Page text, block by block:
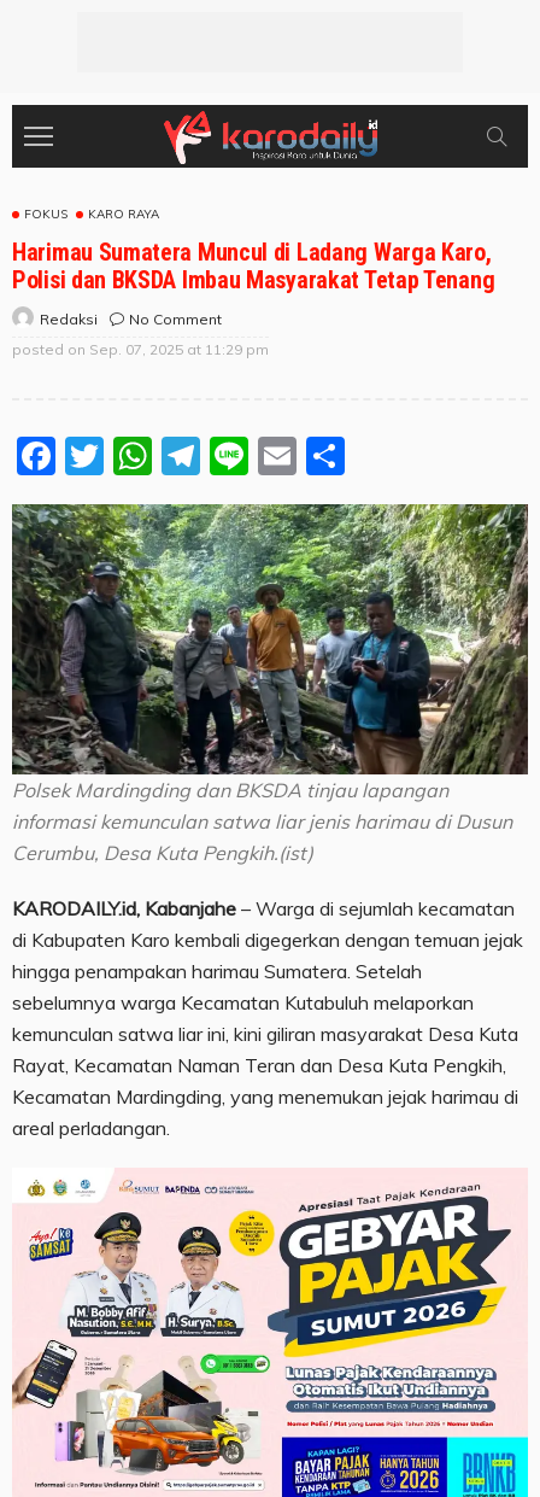
FOKUS KARO RAYA
Harimau Sumatera Muncul di Ladang Warga Karo,
Polisi dan BKSDA Imbau Masyarakat Tetap Tenang
Redaksi
No Comment
posted on Sep. 07, 2025 at 11:29 pm
Facebook
Twitter
WhatsApp
Telegram
LineEmail
Polsek Mardingding dan BKSDA tinjau lapangan
informasi kemunculan satwa liar jenis harimau di Dusun
Cerumbu, Desa Kuta Pengkih.(ist)
KARODAILY.id, Kabanjahe – Warga di sejumlah kecamatan
di Kabupaten Karo kembali digegerkan dengan temuan jejak
hingga penampakan harimau Sumatera. Setelah
sebelumnya warga Kecamatan Kutabuluh melaporkan
kemunculan satwa liar ini, kini giliran masyarakat Desa Kuta
Rayat, Kecamatan Naman Teran dan Desa Kuta Pengkih,
Kecamatan Mardingding, yang menemukan jejak harimau di
areal perladangan.